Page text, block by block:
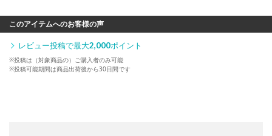
このアイテムへのお客様の声
レビュー投稿で最大2,000ポイント
※投稿は（対象商品の）ご購入者のみ可能
※投稿可能期間は商品出荷後から30日間です